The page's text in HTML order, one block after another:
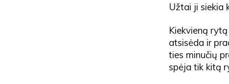
Užtai ji siekia
Kiekvieną
atsisėda ir
ties minučių
spėja tik kitą